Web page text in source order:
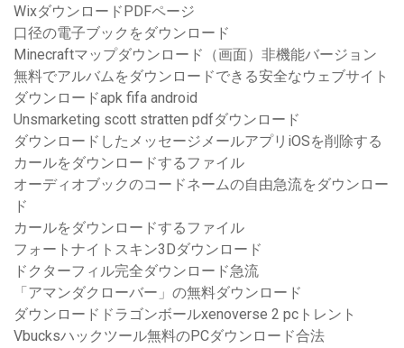
WixダウンロードPDFページ
口径の電子ブックをダウンロード
Minecraftマップダウンロード（画面）非機能バージョン
無料でアルバムをダウンロードできる安全なウェブサイト
ダウンロードapk fifa android
Unsmarketing scott stratten pdfダウンロード
ダウンロードしたメッセージメールアプリiOSを削除する
カールをダウンロードするファイル
オーディオブックのコードネームの自由急流をダウンロー
ド
カールをダウンロードするファイル
フォートナイトスキン3Dダウンロード
ドクターフィル完全ダウンロード急流
「アマンダクローバー」の無料ダウンロード
ダウンロードドラゴンボールxenoverse 2 pcトレント
Vbucksハックツール無料のPCダウンロード合法